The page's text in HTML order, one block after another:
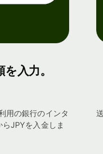
入力。
用の銀行のインタ
JPYを入金しま